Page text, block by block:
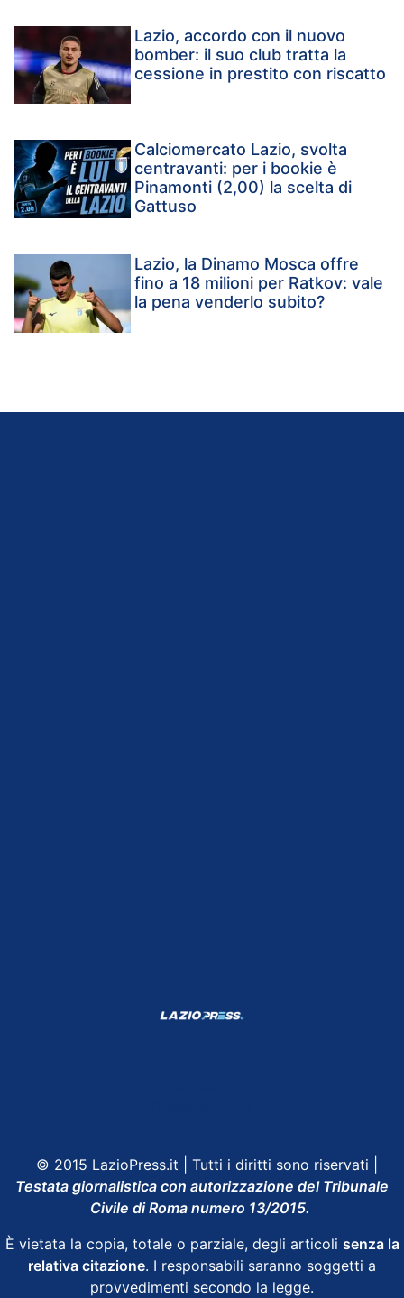
Lazio, accordo con il nuovo
bomber: il suo club tratta la
cessione in prestito con riscatto
Calciomercato Lazio, svolta
centravanti: per i bookie è
Pinamonti (2,00) la scelta di
Gattuso
Lazio, la Dinamo Mosca offre
fino a 18 milioni per Ratkov: vale
la pena venderlo subito?
© 2015 LazioPress.it | Tutti i diritti sono riservati |
Testata giornalistica con autorizzazione del Tribunale
Civile di Roma numero 13/2015.
È vietata la copia, totale o parziale, degli articoli senza la
relativa citazione. I responsabili saranno soggetti a
provvedimenti secondo la legge.